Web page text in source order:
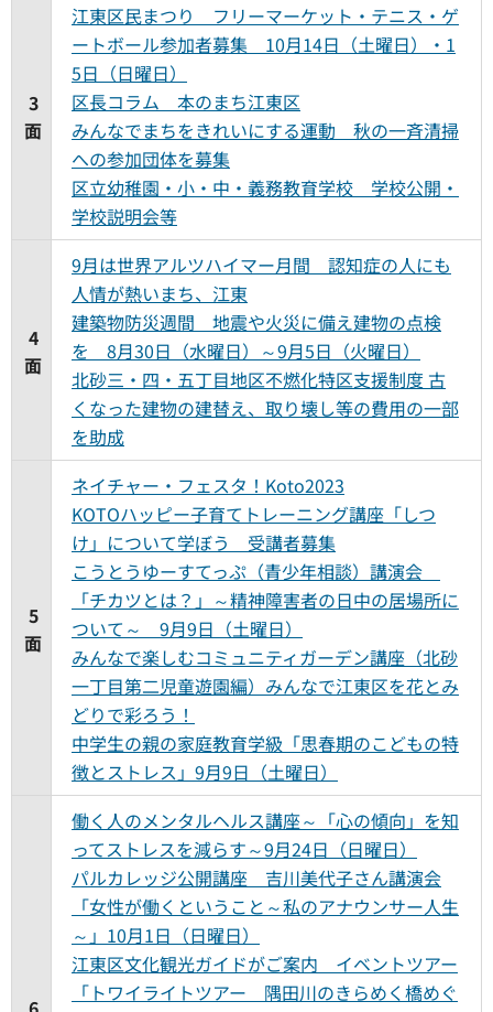
3
面
江東区民まつり フリーマーケット・テニス・ゲ
ートボール参加者募集 10月14日（土曜日）・1
5日（日曜日）
区長コラム 本のまち江東区
みんなでまちをきれいにする運動 秋の一斉清掃
への参加団体を募集
区立幼稚園・小・中・義務教育学校 学校公開・
学校説明会等
4
面
9月は世界アルツハイマー月間 認知症の人にも
人情が熱いまち、江東
建築物防災週間 地震や火災に備え建物の点検
を 8月30日（水曜日）～9月5日（火曜日）
北砂三・四・五丁目地区不燃化特区支援制度 古
くなった建物の建替え、取り壊し等の費用の一部
を助成
5
面
ネイチャー・フェスタ！Koto2023
KOTOハッピー子育てトレーニング講座「しつ
け」について学ぼう 受講者募集
こうとうゆーすてっぷ（青少年相談）講演会
「チカツとは？」～精神障害者の日中の居場所に
ついて～ 9月9日（土曜日）
みんなで楽しむコミュニティガーデン講座（北砂
一丁目第二児童遊園編）みんなで江東区を花とみ
どりで彩ろう！
中学生の親の家庭教育学級「思春期のこどもの特
徴とストレス」9月9日（土曜日）
働く人のメンタルヘルス講座～「心の傾向」を知
ってストレスを減らす～9月24日（日曜日）
パルカレッジ公開講座 吉川美代子さん講演会
「女性が働くということ～私のアナウンサー人生
～」10月1日（日曜日）
江東区文化観光ガイドがご案内 イベントツアー
「トワイライトツアー 隅田川のきらめく橋めぐ